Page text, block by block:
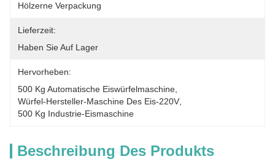
Hölzerne Verpackung
Lieferzeit:
Haben Sie Auf Lager
Hervorheben:
500 Kg Automatische Eiswürfelmaschine
Würfel-Hersteller-Maschine Des Eis-220V
500 Kg Industrie-Eismaschine
Beschreibung Des Produkts